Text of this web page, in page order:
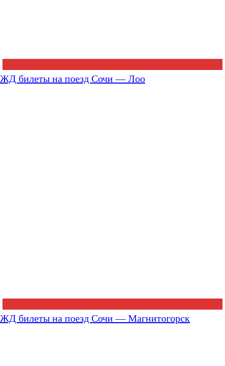
ЖД билеты на поезд Сочи — Лоо
ЖД билеты на поезд Сочи — Магнитогорск